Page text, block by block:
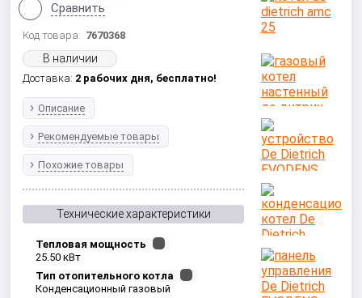
Сравнить
Код товара: 7670368
В наличии
Доставка: 2 рабочих дня, бесплатно!
Описание
Рекомендуемые товары
Похожие товары
Технические характеристики
Тепловая мощность
25.50 кВт
Тип отопительного котла
Конденсационный газовый